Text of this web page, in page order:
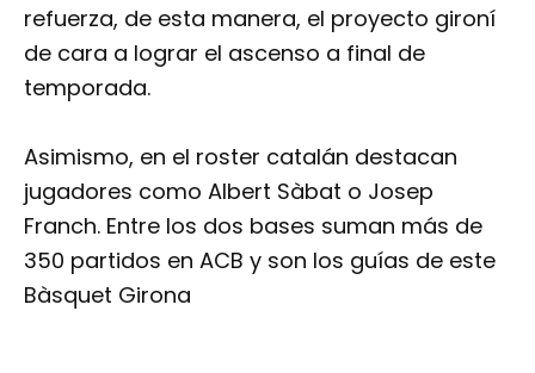
refuerza, de esta manera, el proyecto gironí
de cara a lograr el ascenso a final de
temporada.
Asimismo, en el roster catalán destacan
jugadores como Albert Sàbat o Josep
Franch. Entre los dos bases suman más de
350 partidos en ACB y son los guías de este
Bàsquet Girona